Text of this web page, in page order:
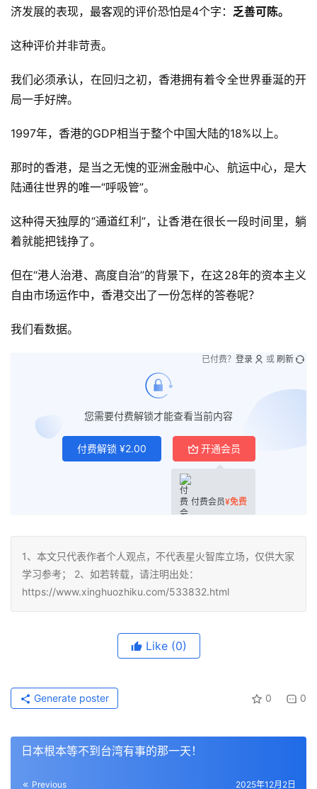
济发展的表现，最客观的评价恐怕是4个字： 乏善可陈。
这种评价并非苛责。
我们必须承认，在回归之初，香港拥有着令全世界垂涎的开
局一手好牌。
1997年，香港的GDP相当于整个中国大陆的18%以上。
那时的香港，是当之无愧的亚洲金融中心、航运中心，是大
陆通往世界的唯一“呼吸管”。
这种得天独厚的“通道红利”，让香港在很长一段时间里，躺
着就能把钱挣了。
但在“港人治港、高度自治”的背景下，在这28年的资本主义
自由市场运作中，香港交出了一份怎样的答卷呢？
我们看数据。
您需要付费解锁才能查看当前内容
付费解锁 ¥2.00 开通会员
付费会员¥免费
已付费？ 登录 或 刷新
1、本文只代表作者个人观点，不代表星火智库立场，仅供大家
学习参考； 2、如若转载，请注明出处：
https://www.xinghuozhiku.com/533832.html
Like (0)
0 0
Generate poster
日本根本等不到台湾有事的那一天！
Previous 2025年12月2日